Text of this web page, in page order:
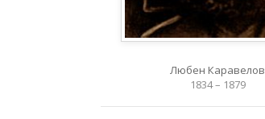
Любен Каравелов
1834 – 1879